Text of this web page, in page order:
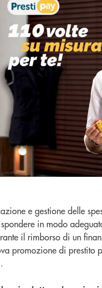
e gestione delle
in modo
il rimborso di un
promozione di